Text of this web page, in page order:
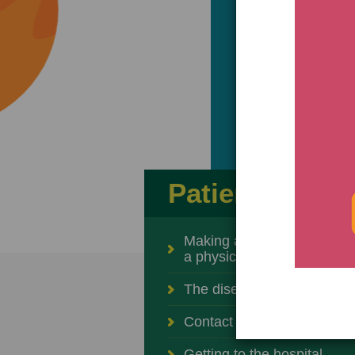
Patient care
Making an appointment
a physician
The diseases and
Contact a physician